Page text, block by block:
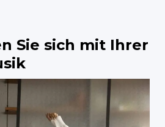
Sie sich mit Ihrer